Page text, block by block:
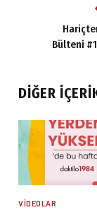
Bülteni
DIĞER
VIDEOLAR